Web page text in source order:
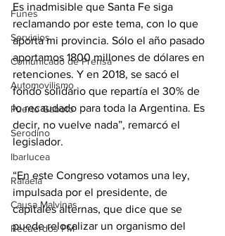
Funes
Servicios
Comunicado de Prensa
Automovilismo
Puerto Gaboto
Serodino
Ibarlucea
Rafaela
Causa Malvinas
Recuerdos FM
Es inadmisible que Santa Fe siga
reclamando por este tema, con lo que
aporta mi provincia. Sólo el año pasado
aportamos 1800 millones de dólares en
retenciones. Y en 2018, se sacó el
fondo solidario que repartía el 30% de
lo recaudado para toda la Argentina. Es
decir, no vuelve nada”, remarcó el
legislador.
“En este Congreso votamos una ley,
impulsada por el presidente, de
capitales alternas, que dice que se
puede relocalizar un organismo del